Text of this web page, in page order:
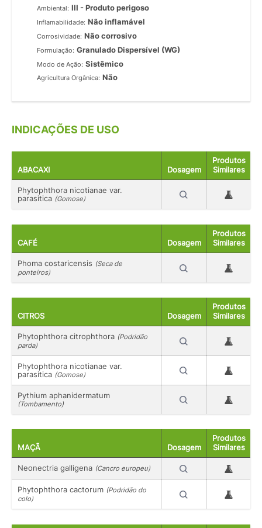
Ambiental: III - Produto perigoso
Inflamabilidade: Não inflamável
Corrosividade: Não corrosivo
Formulação: Granulado Dispersível (WG)
Modo de Ação: Sistêmico
Agricultura Orgânica: Não
INDICAÇÕES DE USO
ABACAXI Dosagem
Produtos
Similares
Phytophthora nicotianae var.
parasitica (Gomose)
CAFÉ Dosagem
Produtos
Similares
Phoma costaricensis (Seca de
ponteiros)
CITROS Dosagem
Produtos
Similares
Phytophthora citrophthora (Podridão
parda)
Phytophthora nicotianae var.
parasitica (Gomose)
Pythium aphanidermatum
(Tombamento)
MAÇÃ Dosagem
Produtos
Similares
Neonectria galligena (Cancro europeu)
Phytophthora cactorum (Podridão do
colo)